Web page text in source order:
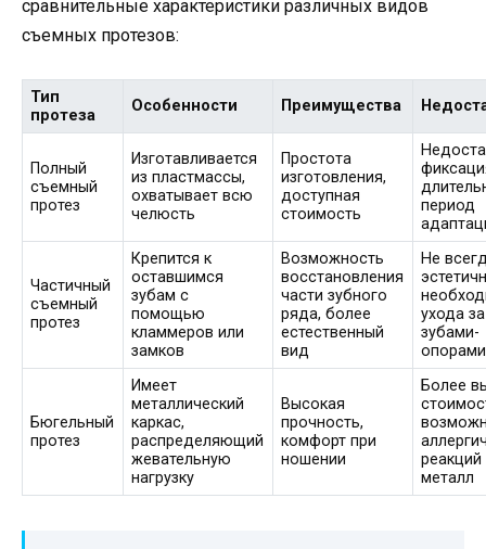
сравнительные характеристики различных видов
съемных протезов:
Тип
протеза
Особенности Преимущества
Полный
съемный
протез
Изготавливается
из пластмассы,
охватывает всю
челюсть
Простота
изготовления,
доступная
стоимость
период
Частичный
съемный
протез
Крепится к
оставшимся
зубам с
помощью
кламмеров или
замков
Возможность
восстановления
части зубного
ряда, более
естественный
вид
Не
ухода за
зубами-
опорами
Бюгельный
протез
Имеет
металлический
каркас,
распределяющий
жевательную
нагрузку
Высокая
прочность,
комфорт при
ношении
Более
реакций
металл